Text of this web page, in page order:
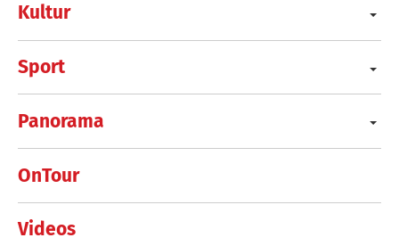
Kultur
Sport
Panorama
OnTour
Videos